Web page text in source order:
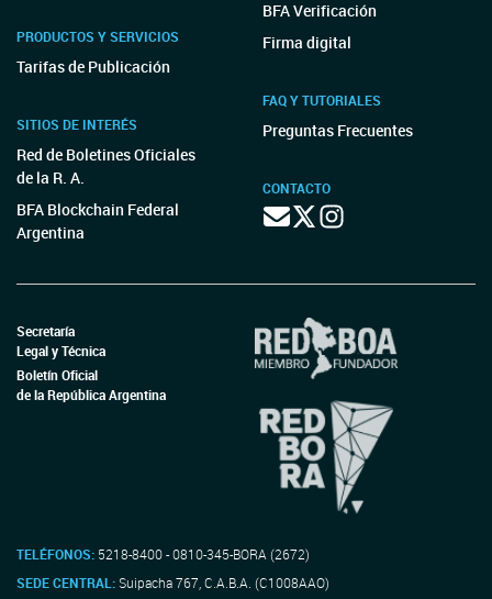
PRODUCTOS Y SERVICIOS
Tarifas de Publicación
SITIOS DE INTERÉS
Red de Boletines Oficiales
de la R. A.
BFA Blockchain Federal
Argentina
BFA Verificación
Firma digital
FAQ Y TUTORIALES
Preguntas Frecuentes
CONTACTO
Secretaría
Legal y Técnica
Boletín Oficial
de la República Argentina
TELÉFONOS: 5218-8400 - 0810-345-BORA (2672)
SEDE CENTRAL:Suipacha 767, C.A.B.A. (C1008AAO)